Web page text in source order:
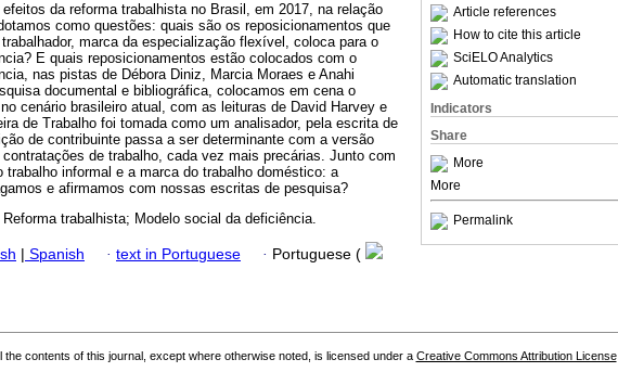
Article references
How to cite this article
SciELO Analytics
Automatic translation
Indicators
Share
More
More
Permalink
da reforma trabalhista no Brasil, em 2017, na relação
como questões: quais são os reposicionamentos que
marca da especialização flexível, coloca para o
E quais reposicionamentos estão colocados com o
nas pistas de Débora Diniz, Marcia Moraes e Anahi
documental e bibliográfica, colocamos em cena o
cenário brasileiro atual, com as leituras de David Harvey e
de Trabalho foi tomada como um analisador, pela escrita de
de contribuinte passa a ser determinante com a versão
de trabalho, cada vez mais precárias. Junto com
informal e a marca do trabalho doméstico: a
e afirmamos com nossas escritas de pesquisa?
Reforma trabalhista; Modelo social da deficiência.
| Spanish · text in Portuguese · Portuguese (
the contents of this journal, except where otherwise noted, is licensed under a Creative Commons Attribution License